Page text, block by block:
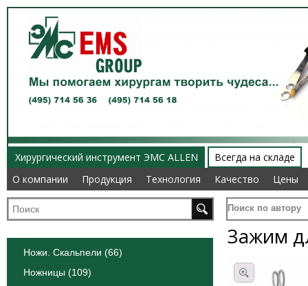
Хирургический инструмент ЭМС ALLEN
О компании
Продукция Технология Качество Цены
Всегда на складе
О компании
Продукция Технология Качество Цены
Поиск по автору
Ножи. Скальпели (66)
Ножницы (109)
Зажим